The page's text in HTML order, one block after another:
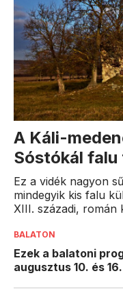
A Káli-
Sóstókál falu
Ez a vidék nagyon
mindegyik kis falu
XIII. századi, román
BALATON
Ezek a balatoni
augusztus 10. és